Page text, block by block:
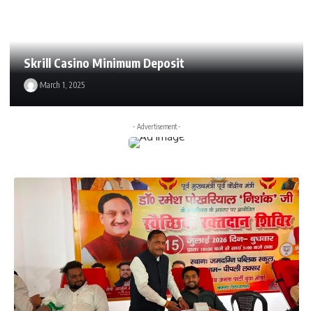
Skrill Casino Minimum Deposit
March 1, 2025
- Advertisement -